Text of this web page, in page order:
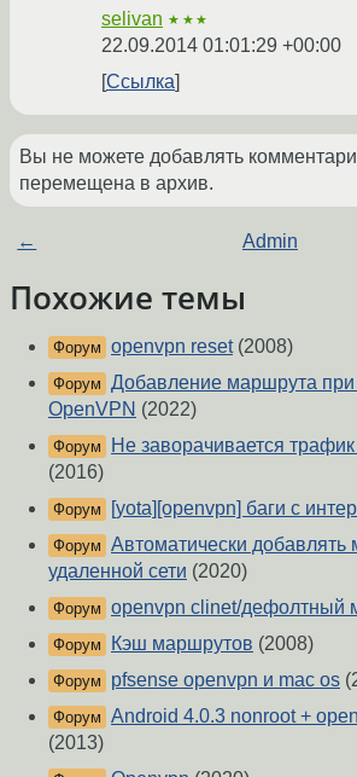
selivan ★★★
22.09.2014 01:01:29 +00:00
Ссылка
Вы не можете добавлять
перемещена в архив.
← Admin
Похожие темы
Форум openvpn reset(2008)
Форум Добавление маршрута
OpenVPN (2022)
Форум
Не заворачивается
(2016)
Форум [yota][openvpn] баги с
Форум Автоматически добавлять
удаленной сети (2020)
Форум openvpn clinet/дефолтный
Форум Кэш маршрутов (2008)
Форум pfsense openvpn и mac os
Форум Android 4.0.3 nonroot +
(2013)